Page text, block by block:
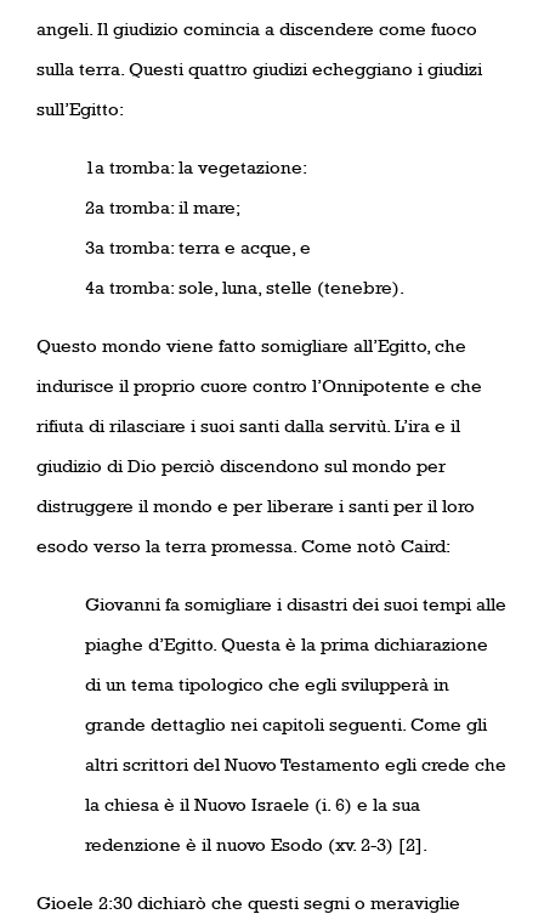
angeli. Il giudizio comincia a discendere come fuoco
sulla terra. Questi quattro giudizi echeggiano i giudizi
sull’Egitto:
1a tromba: la vegetazione:
2a tromba: il mare;
3a tromba: terra e acque, e
4a tromba: sole, luna, stelle (tenebre).
Questo mondo viene fatto somigliare all’Egitto, che
indurisce il proprio cuore contro l’Onnipotente e che
rifiuta di rilasciare i suoi santi dalla servitù. L’ira e il
giudizio di Dio perciò discendono sul mondo per
distruggere il mondo e per liberare i santi per il loro
esodo verso la terra promessa. Come notò Caird:
Giovanni fa somigliare i disastri dei suoi tempi alle
piaghe d’Egitto. Questa è la prima dichiarazione
di un tema tipologico che egli svilupperà in
grande dettaglio nei capitoli seguenti. Come gli
altri scrittori del Nuovo Testamento egli crede che
la chiesa è il Nuovo Israele (i. 6) e la sua
redenzione è il nuovo Esodo (xv. 2-3) [2].
Gioele 2:30 dichiarò che questi segni o meraviglie